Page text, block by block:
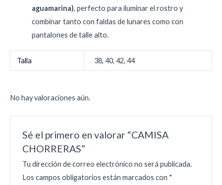
aguamarina), perfecto para iluminar el rostro y
combinar tanto con faldas de lunares como con
pantalones de talle alto.
Talla 38, 40, 42, 44
No hay valoraciones aún.
Sé el primero en valorar “CAMISA
CHORRERAS”
Tu dirección de correo electrónico no será publicada.
Los campos obligatorios están marcados con *